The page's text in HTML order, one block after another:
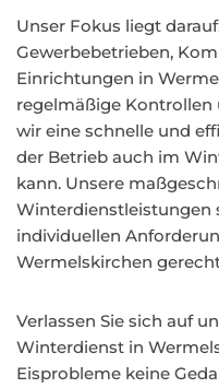
Unser Fokus liegt
Gewerbebetrieben,
Einrichtungen in
regelmäßige Kontrollen
wir eine schnelle und
der Betrieb auch im
kann. Unsere
Winterdienstleistungen
individuellen
Wermelskirchen
Verlassen Sie sich auf
Winterdienst in
Eisprobleme keine